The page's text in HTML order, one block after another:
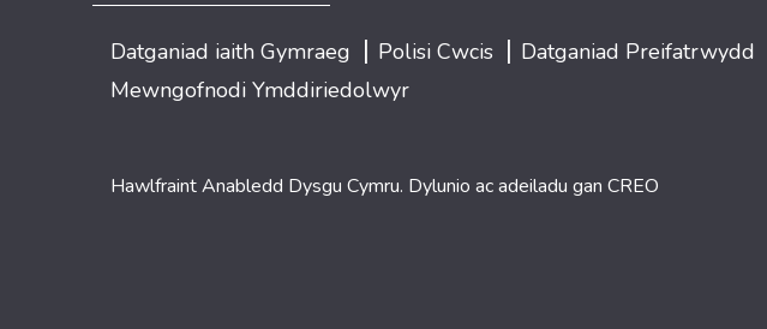
Datganiad iaith Gymraeg | Polisi Cwcis | Datganiad Preifatrwydd
Mewngofnodi Ymddiriedolwyr
Hawlfraint Anabledd Dysgu Cymru. Dylunio ac adeiladu gan CREO